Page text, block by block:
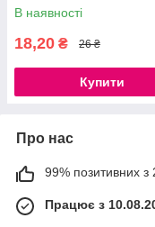
В наявності
18,20 ₴ 26 ₴
Купити
Про нас
99% позитивних з
Працює з